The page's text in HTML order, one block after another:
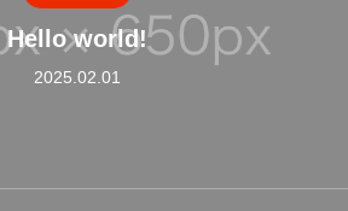
Hello world!
2025.02.01